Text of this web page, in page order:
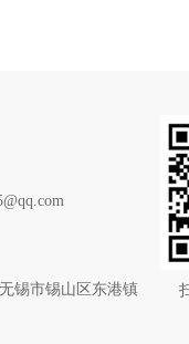
锡市锡山区东港镇